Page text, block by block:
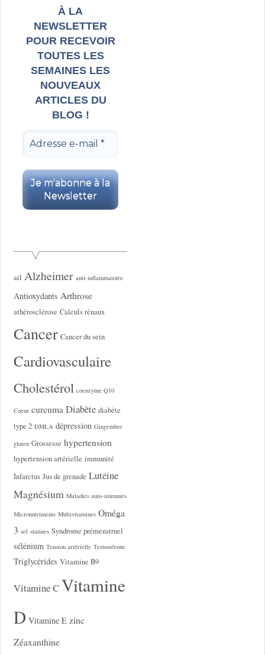
À LA
NEWSLETTER
POUR RECEVOIR
TOUTES LES
SEMAINES LES
NOUVEAUX
ARTICLES DU
BLOG !
ail Alzheimer anti-inflammatoire
Antioxydants Arthrose
athérosclérose Calculs rénaux
Cancer Cancer du sein
Cardiovasculaire
Cholestérol coenzyme Q10
Coeur curcuma Diabète diabète
type 2 DMLA dépression Gingembre
gluten Grossesse hypertension
hypertension artérielle immunité
Infarctus Jus de grenade Lutéine
Magnésium Maladies auto-immunes
Micronutriments Multivitamines Oméga
3 sel statines Syndrome prémenstruel
sélénium Tension artérielle Testostérone
Triglycérides Vitamine B9
Vitamine CVitamine
D Vitamine E zinc
Zéaxanthine